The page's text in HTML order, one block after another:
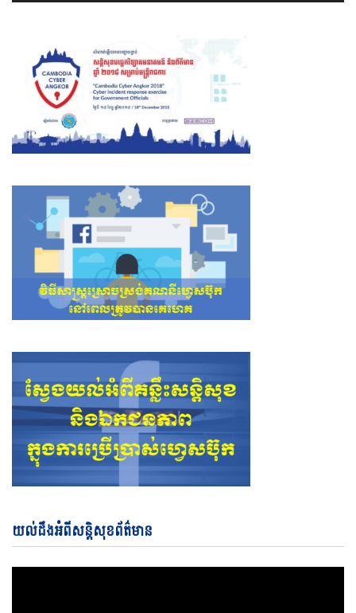
យល់ដឹងអំពីសន្តិសុខព័ត៌មាន